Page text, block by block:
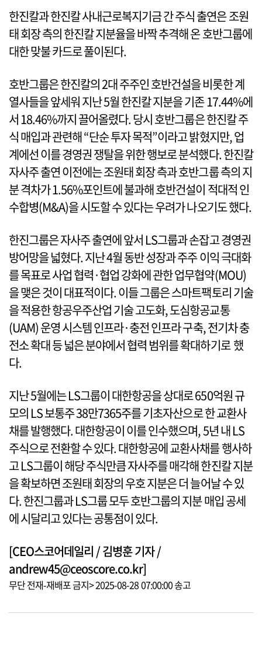
한진칼과 한진칼 사내근로복지기금 간 주식 출연은 조원
태 회장 측의 한진칼 지분율을 바짝 추격해 온 호반그룹에
대한 맞불 카드로 풀이된다.
호반그룹은 한진칼의 2대 주주인 호반건설을 비롯한 계
열사들을 앞세워 지난 5월 한진칼 지분을 기존 17.44%에
서 18.46%까지 끌어올렸다. 당시 호반그룹은 한진칼 주
식 매입과 관련해 “단순 투자 목적”이라고 밝혔지만, 업
계에선 이를 경영권 쟁탈을 위한 행보로 분석했다. 한진칼
자사주 출연 이전에는 조원태 회장 측과 호반그룹 측의 지
분 격차가 1.56%포인트에 불과해 호반건설이 적대적 인
수합병(M&A)을 시도할 수 있다는 우려가 나오기도 했다.
한진그룹은 자사주 출연에 앞서 LS그룹과 손잡고 경영권
방어망을 넓혔다. 지난 4월 동반 성장과 주주 이익 극대화
를 목표로 사업 협력·협업 강화에 관한 업무협약(MOU)
을 맺은 것이 대표적이다. 이들 그룹은 스마트팩토리 기술
을 적용한 항공우주산업 기술 고도화, 도심항공교통
(UAM) 운영 시스템 인프라·충전 인프라 구축, 전기차 충
전소 확대 등 넓은 분야에서 협력 범위를 확대하기로 했
다.
지난 5월에는 LS그룹이 대한항공을 상대로 650억원 규
모의 LS 보통주 38만7365주를 기초자산으로 한 교환사
채를 발행했다. 대한항공이 이를 인수했으며, 5년 내 LS
주식으로 전환할 수 있다. 대한항공에 교환사채를 행사하
고 LS그룹이 해당 주식만큼 자사주를 매각해 한진칼 지분
을 확보하면 조원태 회장의 우호 지분은 더 늘어날 수 있
다. 한진그룹과 LS그룹 모두 호반그룹의 지분 매입 공세
에 시달리고 있다는 공통점이 있다.
[CEO스코어데일리 / 김병훈 기자 /
andrew45@ceoscore.co.kr]
무단 전재-재배포 금지> 2025-08-28 07:00:00 송고